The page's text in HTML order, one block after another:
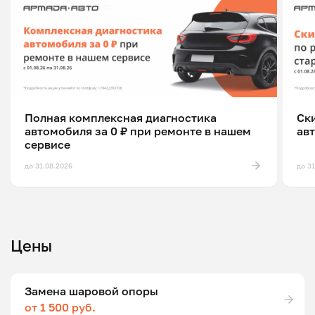
Полная комплексная диагностика
автомобиля за 0 ₽ при ремонте в нашем
сервисе
до 31.08.2026 до
Цены
Замена шаровой опоры
от 1 500 руб.